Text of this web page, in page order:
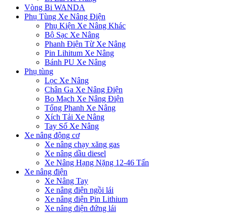
Vòng Bi WANDA
Phụ Tùng Xe Nâng Điện
Phụ Kiện Xe Nâng Khác
Bộ Sạc Xe Nâng
Phanh Điện Từ Xe Nâng
Pin Lihitum Xe Nâng
Bánh PU Xe Nâng
Phụ tùng
Lọc Xe Nâng
Chân Ga Xe Nâng Điện
Bo Mạch Xe Nâng Điện
Tổng Phanh Xe Nâng
Xích Tải Xe Nâng
Tay Số Xe Nâng
Xe nâng động cơ
Xe nâng chạy xăng gas
Xe nâng dầu diesel
Xe Nâng Hạng Nặng 12-46 Tấn
Xe nâng điện
Xe Nâng Tay
Xe nâng điện ngồi lái
Xe nâng điện Pin Lithium
Xe nâng điện đứng lái